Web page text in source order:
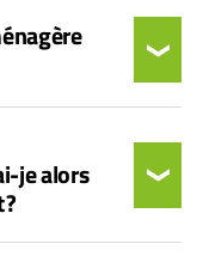
je alors